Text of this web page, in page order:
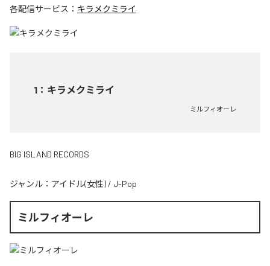
各配信サービス： キラメクミライ
1 ： キラメクミライ
ミルフィオーレ
BIG ISLAND RECORDS
ジャンル： アイドル(女性) / J-Pop
ミルフィオーレ